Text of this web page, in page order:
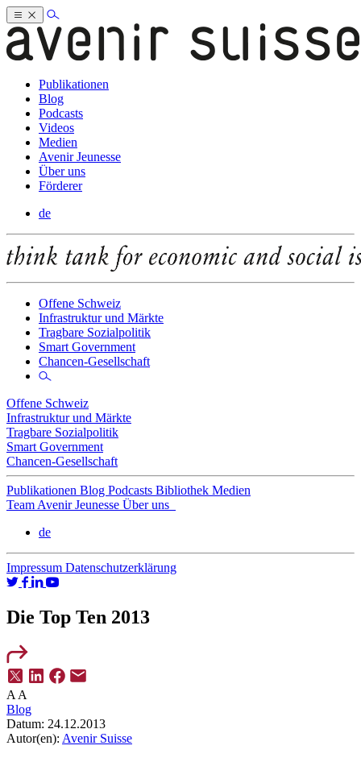
Publikationen
Blog
Podcasts
Videos
Medien
Avenir Jeunesse
Über uns
Förderer
de
Offene Schweiz
Infrastruktur und Märkte
Tragbare Sozialpolitik
Smart Government
Chancen-Gesellschaft
Offene Schweiz
Infrastruktur und Märkte
Tragbare Sozialpolitik
Smart Government
Chancen-Gesellschaft
Publikationen Blog Podcasts Bibliothek Medien
Team Avenir Jeunesse Über uns
de
Impressum Datenschutzerklärung
Die Top Ten 2013
A A
Blog
Datum: 24.12.2013
Autor(en): Avenir Suisse